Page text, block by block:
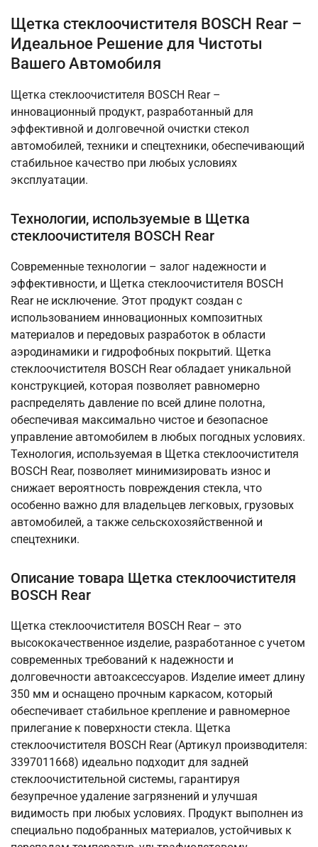
Щетка стеклоочистителя BOSCH Rear –
Идеальное Решение для Чистоты
Вашего Автомобиля
Щетка стеклоочистителя BOSCH Rear –
инновационный продукт, разработанный для
эффективной и долговечной очистки стекол
автомобилей, техники и спецтехники, обеспечивающий
стабильное качество при любых условиях
эксплуатации.
Технологии, используемые в Щетка
стеклоочистителя BOSCH Rear
Современные технологии – залог надежности и
эффективности, и Щетка стеклоочистителя BOSCH
Rear не исключение. Этот продукт создан с
использованием инновационных композитных
материалов и передовых разработок в области
аэродинамики и гидрофобных покрытий. Щетка
стеклоочистителя BOSCH Rear обладает уникальной
конструкцией, которая позволяет равномерно
распределять давление по всей длине полотна,
обеспечивая максимально чистое и безопасное
управление автомобилем в любых погодных условиях.
Технология, используемая в Щетка стеклоочистителя
BOSCH Rear, позволяет минимизировать износ и
снижает вероятность повреждения стекла, что
особенно важно для владельцев легковых, грузовых
автомобилей, а также сельскохозяйственной и
спецтехники.
Описание товара Щетка стеклоочистителя
BOSCH Rear
Щетка стеклоочистителя BOSCH Rear – это
высококачественное изделие, разработанное с учетом
современных требований к надежности и
долговечности автоаксессуаров. Изделие имеет длину
350 мм и оснащено прочным каркасом, который
обеспечивает стабильное крепление и равномерное
прилегание к поверхности стекла. Щетка
стеклоочистителя BOSCH Rear (Артикул производителя:
3397011668) идеально подходит для задней
стеклоочистительной системы, гарантируя
безупречное удаление загрязнений и улучшая
видимость при любых условиях. Продукт выполнен из
специально подобранных материалов, устойчивых к